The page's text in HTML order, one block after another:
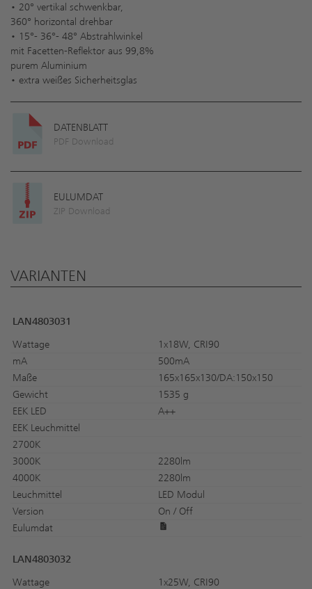
• 20° vertikal schwenkbar,
360° horizontal drehbar
• 15°- 36°- 48° Abstrahlwinkel
mit Facetten-Reflektor aus 99,8%
purem Aluminium
• extra weißes Sicherheitsglas
DATENBLATT
PDF Download
EULUMDAT
ZIP Download
VARIANTEN
LAN4803031
Wattage
1x18W, CRI90
mA
500mA
Maße
165x165x130/DA:150x150
Gewicht
1535 g
EEK LED
A++
EEK Leuchmittel
2700K
3000K
2280lm
4000K
2280lm
Leuchmittel
LED Modul
Version
On / Off
Eulumdat
LAN4803032
Wattage
1x25W, CRI90